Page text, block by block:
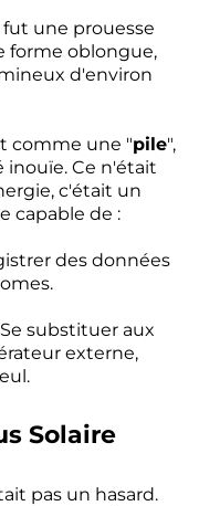
une prouesse
forme oblongue,
d'environ
comme une "pile",
Ce n'était
c'était un
capable de :
des données
Se substituer aux
externe,
Solaire
pas un hasard.